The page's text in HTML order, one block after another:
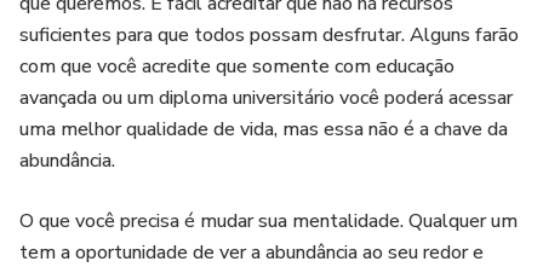
suficientes para que todos possam desfrutar. Alguns farão
com que você acredite que somente com educação
avançada ou um diploma universitário você poderá acessar
uma melhor qualidade de vida, mas essa não é a chave da
abundância.
O que você precisa é mudar sua mentalidade. Qualquer um
tem a oportunidade de ver a abundância ao seu redor e